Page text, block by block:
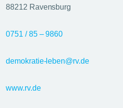
88212 Ravensburg
0751 / 85 – 9860
demokratie-leben@rv.de
www.rv.de